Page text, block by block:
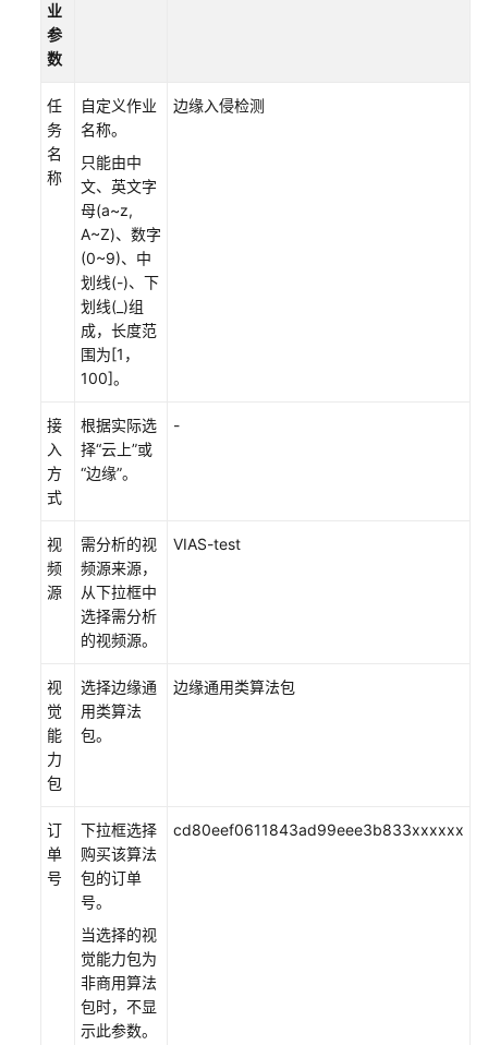
明
环
境
准
备
注
册
边
缘
节
并
纳
管
IEF
上
注
册
终
设
备
Service
创
建
边
缘
资
源
池
业
参
数
任
务
名
称
自定义作业
名称。
只能由中
文、英文字
母(a~z,
A~Z)、数字
(0~9)、中
划线(-)、下
划线(_)组
成，长度范
围为[1，
100]。
边缘入侵检测
接
入
方
式
根据实际选
择“云上”或
“边缘”。
-
视
频
源
需分析的视
频源来源，
从下拉框中
选择需分析
的视频源。
VIAS-test
视
觉
能
力
包
选择边缘通
用类算法
包。
边缘通用类算法包
订
单
号
下拉框选择
购买该算法
包的订单
号。
当选择的视
觉能力包为
非商用算法
包时，不显
示此参数。
cd80eef0611843ad99eee3b833xxxxxx